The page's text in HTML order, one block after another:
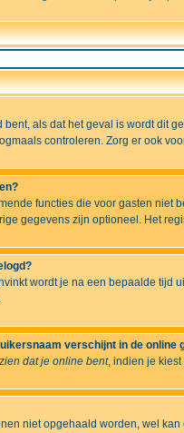
als dat het geval is wordt dit
controleren. Zorg er ook
functies die voor gasten
gegevens zijn optioneel. Het
wordt je na een bepaalde tijd
verschijnt in de online
dat je online bent, indien je kiest
niet opgehaald worden, wel